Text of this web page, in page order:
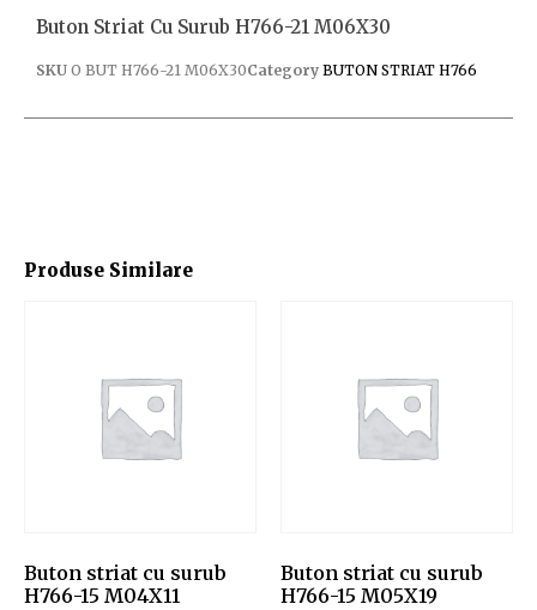
Produse Similare
Buton striat cu surub
H766-15 M04X11
Buton striat cu surub
H766-15 M05X19
Buton Striat Cu Surub H766-21 M06X30
SKU O BUT H766-21 M06X30Category BUTON STRIAT H766